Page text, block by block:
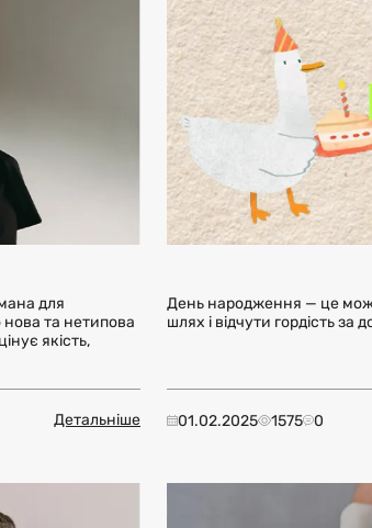
для
та нетипова
якість,
Детальніше
День народження — це
шлях і відчути гордість
01.02.2025 1575 0